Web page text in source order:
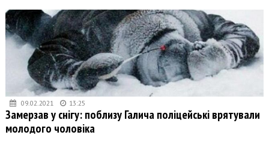
09.02.2021 13:25
Замерзав у снігу: поблизу Галича поліцейські врятували
молодого чоловіка